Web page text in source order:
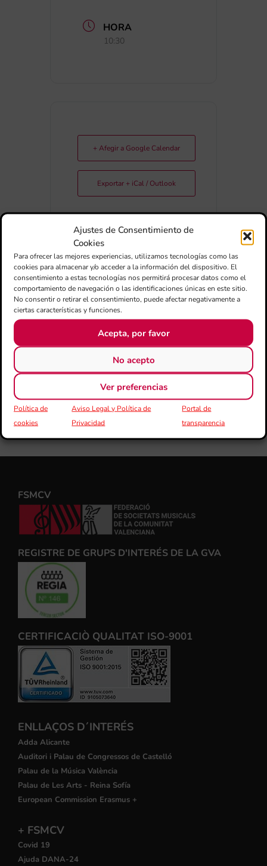
Ajustes de Consentimiento de
Cookies
Para ofrecer las mejores experiencias, utilizamos tecnologías como las
cookies para almacenar y/o acceder a la información del dispositivo. El
consentimiento a estas tecnologías nos permitirá procesar datos como el
comportamiento de navegación o las identificaciones únicas en este sitio.
No consentir o retirar el consentimiento, puede afectar negativamente a
ciertas características y funciones.
Acepta, por favor
No acepto
Ver preferencias
Política de
cookies
Aviso Legal y Política de
Privacidad
Portal de
transparencia
HORA
10:30
+ Afegir a Google Calendar
Exportar + iCal / Outlook
COMPARTIR
ESDEVENIMENT
FSMCV
REGISTRE DE GRUPS D'INTERÉS DE LA GVA
CERTIFICACIÒ QUALITAT ISO-9001
ENLLAÇOS D´INTERÉS
Adda Alicante
Auditori i Palau de Congressos de Castelló
Palau de la Música València
Palau de Les Arts - Reina Sofía
European Commission Erasmus +
+ FSMCV
Covid 19
Ajuda DANA-24